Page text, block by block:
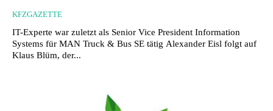
KFZGAZETTE
IT-Experte war zuletzt als Senior Vice President Information
Systems für MAN Truck & Bus SE tätig Alexander Eisl folgt auf
Klaus Blüm, der...